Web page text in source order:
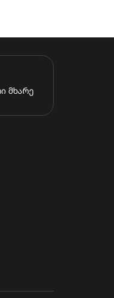
მხარე